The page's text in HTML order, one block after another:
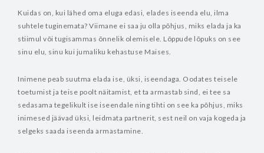
Kuidas on, kui lähed oma eluga edasi, elades iseenda elu, ilma
suhtele tuginemata? Viimane ei saa ju olla põhjus, miks elada ja ka
stiimul või tugisammas õnnelik olemisele. Lõppude lõpuks on see
sinu elu, sinu kui jumaliku kehastuse Maises.
Inimene peab suutma elada ise, üksi, iseendaga. Oodates teisele
toetumist ja teise poolt näitamist, et ta armastab sind, ei tee sa
sedasama tegelikult ise iseendale ning tihti on see ka põhjus, miks
inimesed jäävad üksi, leidmata partnerit, sest neil on vaja kogeda ja
selgeks saada iseenda armastamine.